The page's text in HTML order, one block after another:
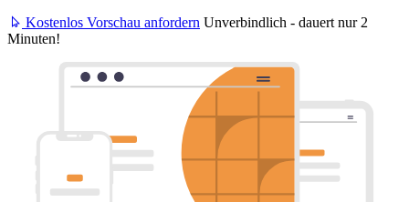
Kostenlos Vorschau anfordern Unverbindlich - dauert nur 2
Minuten!